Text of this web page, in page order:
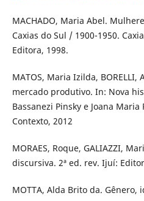
MACHADO, Maria Abel.
Caxias do Sul / 1900-1950.
Editora, 1998.
MATOS, Maria Izilda,
mercado produtivo. In: Nova
Bassanezi Pinsky e Joana
Contexto, 2012
MORAES, Roque, GALIAZZI,
discursiva. 2ª ed. rev. Ijuí:
MOTTA, Alda Brito da. Gênero,